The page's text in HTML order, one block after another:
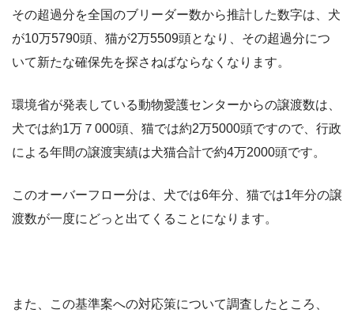
その超過分を全国のブリーダー数から推計した数字は、犬
が10万5790頭、猫が2万5509頭となり、その超過分につ
いて新たな確保先を探さねばならなくなります。
環境省が発表している動物愛護センターからの譲渡数は、
犬では約1万７000頭、猫では約2万5000頭ですので、行政
による年間の譲渡実績は犬猫合計で約4万2000頭です。
このオーバーフロー分は、犬では6年分、猫では1年分の譲
渡数が一度にどっと出てくることになります。
また、この基準案への対応策について調査したところ、